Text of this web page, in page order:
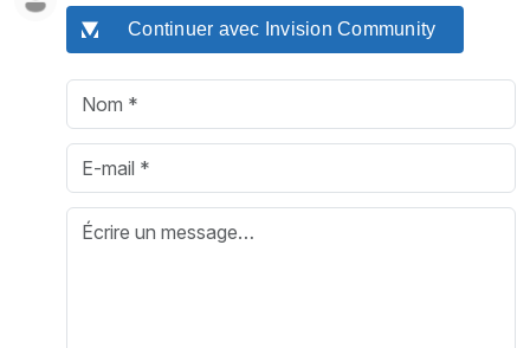
Continuer avec Invision Community